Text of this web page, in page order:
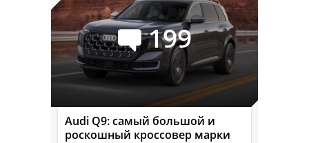
199
Audi Q9: самый большой и
роскошный кроссовер марки